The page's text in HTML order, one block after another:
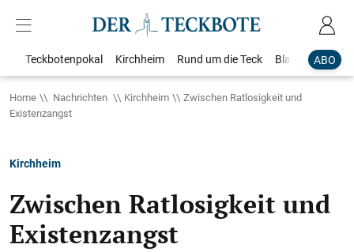
ABO
Teckbotenpokal Kirchheim Rund um die Teck Blaulicht
Home Nachrichten Kirchheim
Zwischen Ratlosigkeit und
Existenzangst
Kirchheim
Zwischen Ratlosigkeit und
Existenzangst